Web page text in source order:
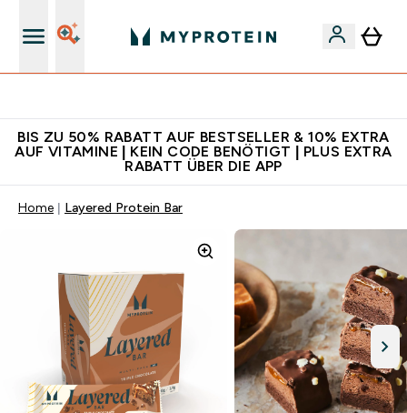
BIS ZU 50% RABATT AUF BESTSELLER & 10% EXTRA
AUF VITAMINE | KEIN CODE BENÖTIGT | PLUS EXTRA
RABATT ÜBER DIE APP
Home Layered Protein Bar